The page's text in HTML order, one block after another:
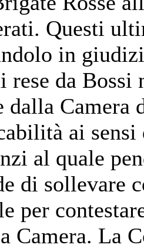
Questi
in
rese da Bossi
dalla Camera
ai
al quale
di sollevare
per
Camera. La